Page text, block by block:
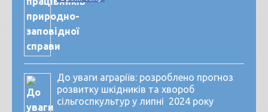
До уваги аграріїв: розроблено прогноз
розвитку шкідників та хвороб
сільгоспкультур у липні 2024 року